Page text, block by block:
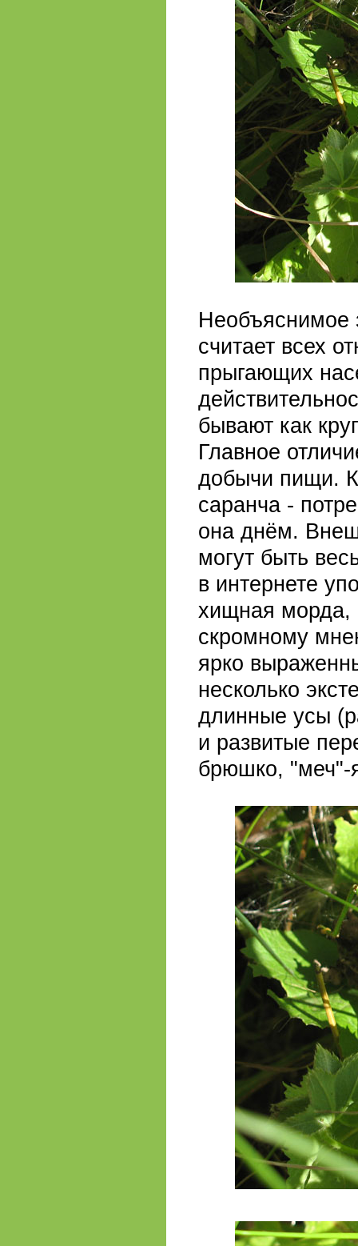
Необъяснимое
считает всех
прыгающих
бывают как
Главное
добычи пищи.
саранча -
она днём.
могут быть
в интернете
хищная морда,
скромному
ярко
несколько
длинные усы
и развитые
брюшко, "меч"-